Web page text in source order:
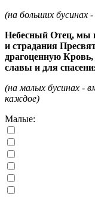
(на больших
Небесный Отец, мы
и страдания
драгоценную
славы и для
(на малых бусинах -
каждое)
Малые: